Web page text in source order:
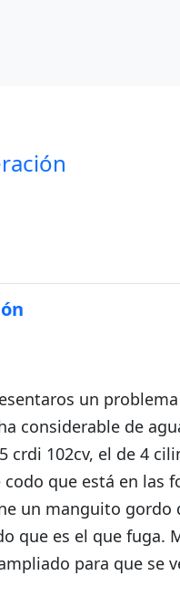
un
considerable de
crdi 102cv, el de 4
que está en las
un manguito gordo
que es el que fuga.
para que se